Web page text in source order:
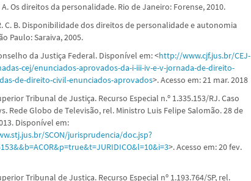
A. Os direitos da personalidade. Rio de Janeiro: Forense, 2010.
C. B. Disponibilidade dos direitos de personalidade e autonomia
Paulo: Saraiva, 2005.
da Justiça Federal. Disponível em: <http://www.cjf.jus.br/CEJ-
cej/enunciados-aprovados-da-i-iii-iv-e-v-jornada-de-direito-
de-direito-civil-enunciados-aprovados>. Acesso em: 21 mar. 2018
Tribunal de Justiça. Recurso Especial n.º 1.335.153/RJ. Caso
Rede Globo de Televisão, rel. Ministro Luis Felipe Salomão. 28 de
Disponível em:
SCON/jurisprudencia/doc.jsp?
>. Acesso em: 20 fev.
Tribunal de Justiça. Recurso Especial nº 1.193.764/SP, rel.